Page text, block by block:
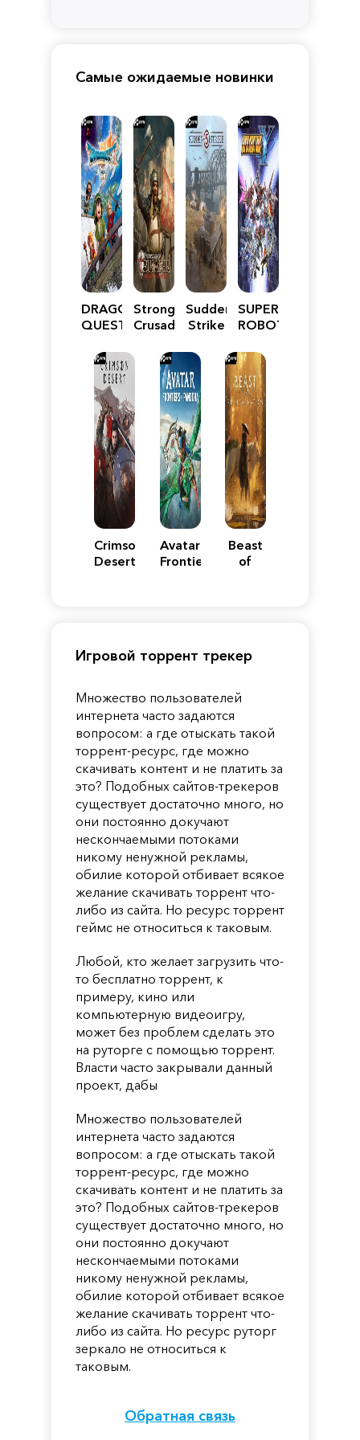
Самые ожидаемые новинки
DRAGON
QUEST
Reimagined
Stronghold
Crusader:
Edition
Sudden
Strike
SUPER
ROBOT
Y
Crimson
Desert
Avatar:
Frontiers
Beast
of
Игровой торрент трекер
Множество пользователей
интернета часто задаются
вопросом: а где отыскать такой
торрент-ресурс, где можно
скачивать контент и не платить за
это? Подобных сайтов-трекеров
существует достаточно много, но
они постоянно докучают
нескончаемыми потоками
никому ненужной рекламы,
обилие которой отбивает всякое
желание скачивать торрент что-
либо из сайта. Но ресурс торрент
геймс не относиться к таковым.
Любой, кто желает загрузить что-
то бесплатно торрент, к
примеру, кино или
компьютерную видеоигру,
может без проблем сделать это
на руторге с помощью торрент.
Власти часто закрывали данный
проект, дабы
Множество пользователей
интернета часто задаются
вопросом: а где отыскать такой
торрент-ресурс, где можно
скачивать контент и не платить за
это? Подобных сайтов-трекеров
существует достаточно много, но
они постоянно докучают
нескончаемыми потоками
никому ненужной рекламы,
обилие которой отбивает всякое
желание скачивать торрент что-
либо из сайта. Но ресурс руторг
зеркало не относиться к
таковым.
Обратная связь